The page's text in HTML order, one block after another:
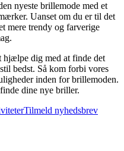
nyeste brillemode med et
Uanset om du er til det
mere trendy og farverige
hjælpe dig med at finde det
bedst. Så kom forbi vores
inden for brillemoden.
dine nye briller.
Tilmeld nyhedsbrev